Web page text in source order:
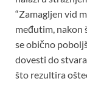
“Zamagljen vid
međutim, nakon
se obično
dovesti do
što rezultira